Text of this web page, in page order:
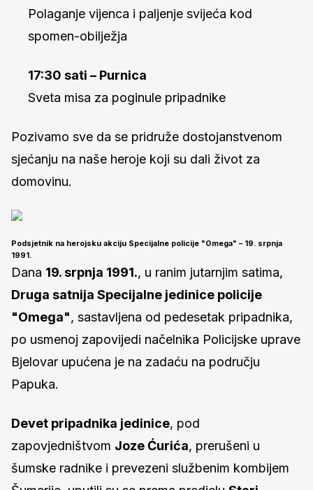
Polaganje vijenca i paljenje svijeća kod
spomen-obilježja
17:30 sati – Purnica
Sveta misa za poginule pripadnike
Pozivamo sve da se pridruže dostojanstvenom
sjećanju na naše heroje koji su dali život za
domovinu.
Podsjetnik na herojsku akciju Specijalne policije "Omega" – 19. srpnja
1991.
Dana 19. srpnja 1991., u ranim jutarnjim satima,
Druga satnija Specijalne jedinice policije
"Omega", sastavljena od pedesetak pripadnika,
po usmenoj zapovijedi načelnika Policijske uprave
Bjelovar upućena je na zadaću na području
Papuka.
Devet pripadnika jedinice, pod
zapovjedništvom Joze Ćurića, prerušeni u
šumske radnike i prevezeni službenim kombijem